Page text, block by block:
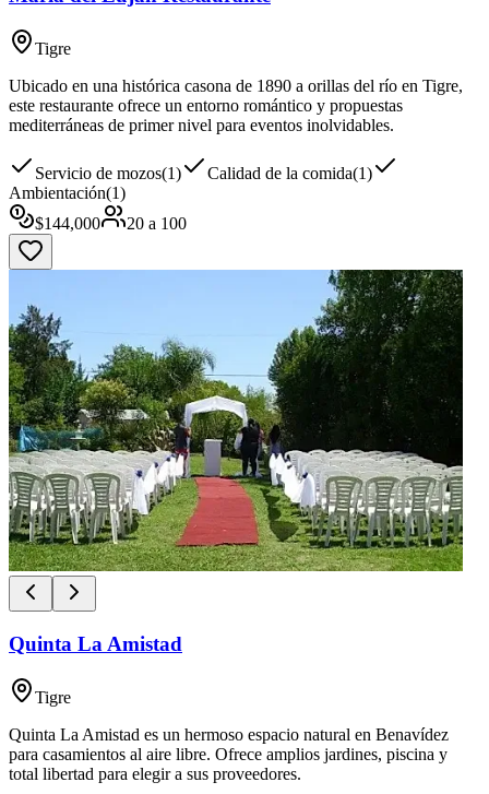
Tigre
Ubicado en una histórica casona de 1890 a orillas del río en Tigre,
este restaurante ofrece un entorno romántico y propuestas
mediterráneas de primer nivel para eventos inolvidables.
Servicio de mozos(1) Calidad de la comida(1)
Ambientación(1)
$144,000 20 a 100
Quinta La Amistad
Tigre
Quinta La Amistad es un hermoso espacio natural en Benavídez
para casamientos al aire libre. Ofrece amplios jardines, piscina y
total libertad para elegir a sus proveedores.